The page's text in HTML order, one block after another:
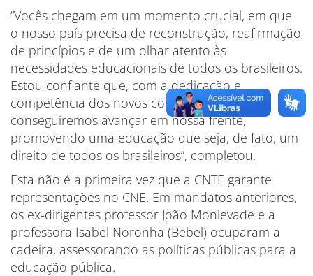
“Vocês chegam em um momento crucial, em que
o nosso país precisa de reconstrução, reafirmação
de princípios e de um olhar atento às
necessidades educacionais de todos os brasileiros.
Estou confiante que, com a dedicação e
competência dos novos conselheiros,
conseguiremos avançar em nossa frente,
promovendo uma educação que seja, de fato, um
direito de todos os brasileiros”, completou.
Esta não é a primeira vez que a CNTE garante
representações no CNE. Em mandatos anteriores,
os ex-dirigentes professor João Monlevade e a
professora Isabel Noronha (Bebel) ocuparam a
cadeira, assessorando as políticas públicas para a
educação pública.